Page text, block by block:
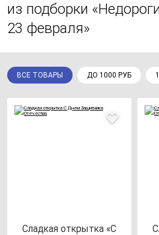
из подборки
23 февраля»
ВСЕ ТОВАРЫ ДО 1000 РУБ
Слад­кая от­крыт­ка «С